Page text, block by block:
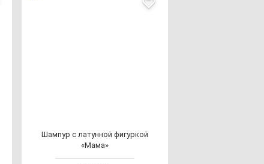
Шам­пур с ла­тун­ной фи­гур­кой
«Мама»